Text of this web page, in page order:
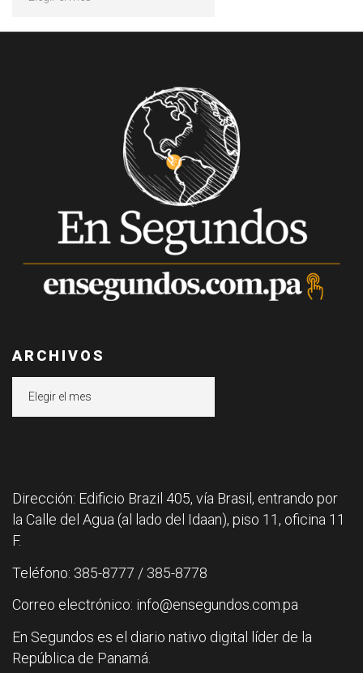
ARCHIVOS
Dirección: Edificio Brazil 405, vía Brasil, entrando por
la Calle del Agua (al lado del Idaan), piso 11, oficina 11
F.
Teléfono: 385-8777 / 385-8778
Correo electrónico: info@ensegundos.com.pa
En Segundos es el diario nativo digital líder de la
República de Panamá.